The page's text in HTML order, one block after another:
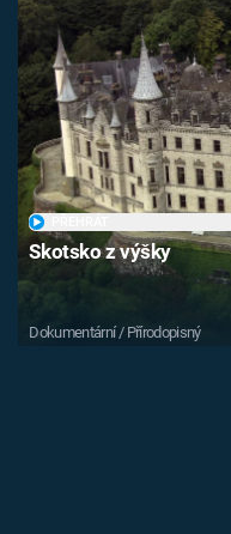
Skotsko z výšky
Dokumentární / Přírodopisný